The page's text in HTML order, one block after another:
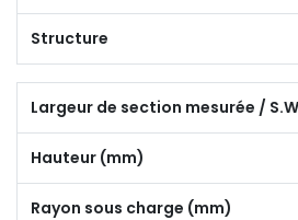
Structure
Largeur de section mesurée /
Hauteur (mm)
Rayon sous charge (mm)